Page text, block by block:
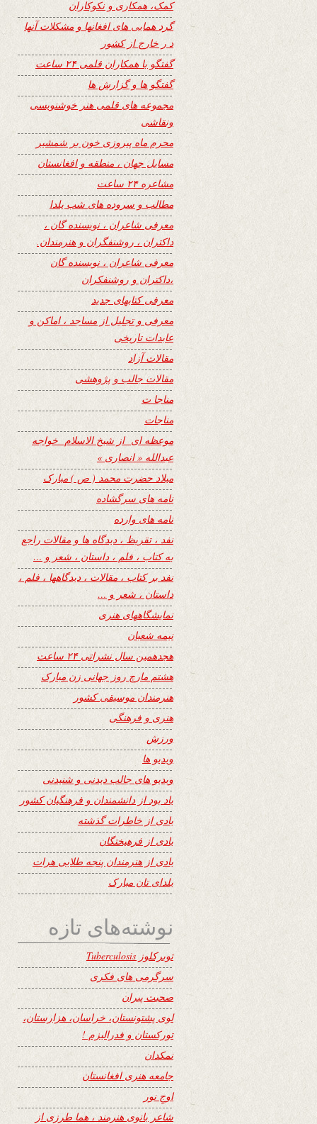
کمک، همکاری و نکوکاران
گرد همایی های افغانها و مشکلات آنها
د ر خارج از کشور
گفتگو با همکاران قلمی ۲۴ ساعت
گفتگو ها و گزارش ها
مجموعه های قلمی هنر خوشنویسی
ونقاشی
محرم ماه پیروزی خون بر شمشیر
مسایل جهان ، منطقه و افغانستان
مشاعره ۲۴ ساعت
مطالب و سروده های شب یلدا
معرفی شاعران ، نویسنده گان ،
داکتران ، روشنفگران و هنرمندان.
معرفی شاعران ، نویسنده گان
،داکتران و روشنفکران
معرفی کتابهای جدید
معرفی و تجلیل از مساجد ، اماکن و
عابدات تاریخی
مقالات آزاد
مقالات جالب و پژوهشی
مناجا ت
مناجات
موعظه ای از شیخ الاسلام خواجه
عبدالله « انصاری »
میلاد حضرت محمد ( ص ) مبارک
نامه های سرگشاده
نامه های وارده
نفد ، تقریظ ، دیدگاه ها و مقالات راجع
به کتاب ، فلم ، داستان ، شعر و …
نفد بر کتاب ، مقالات ، دیدگاهها ، فلم ،
داستان ، شعر و …
نمایشگاههای هنری
نیمه شعبان
هجدهمین سال نشراتی ۲۴ ساعت
هشتم مارچ روز جهانی زن مبارک
هنرمندان موسیقی کشور
هنری و فرهنگی
ورزش
ویدیو ها
ویدیو های جالب دیدنی و شنیدنی
یاد بود از دانشمندان و فرهنگیان کشور
یادی از خاطرات گذشته
یادی از فرهیختگان
یادی از هنرمندان پنجه طلایی هرات
یلدای تان مبارک
نوشته‌های تازه
توبرکلوز Tuberculosis
سرگرمی های فکری
صحبت پیران
لوی پشتونستان، خراسان، هزارستان،
تورکستان و فدرالیزم !
نمکدان
جامعه هنری افغانستان
اوجِ نور
شاعر بانوی هنرمند ، هما طرزی از